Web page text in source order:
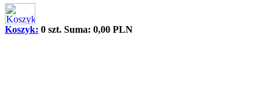
Koszyk: 0 szt. Suma: 0,00 PLN